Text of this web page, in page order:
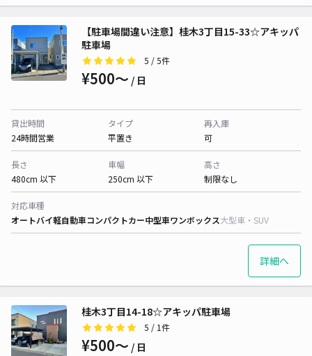
【駐車場間違い注意】桂木3丁目15-33☆アキッパ
駐車場
5 / 5件
¥500〜 / 日
貸出時間
24時間営業
タイプ
平置き
再入庫
可
長さ
480cm 以下
車幅
250cm 以下
高さ
制限なし
対応車種
オートバイ軽自動車コンパクトカー中型車ワンボックス大型車・SUV
詳細へ
桂木3丁目14-18☆アキッパ駐車場
5 / 1件
¥500〜 / 日